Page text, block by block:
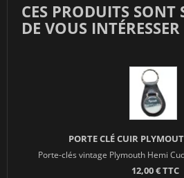
CES PRODUITS SONT
DE VOUS INTÉRESSER
PORTE CLÉ CUIR
Porte-clés vintage Plymouth Hemi
12,00 € TTC